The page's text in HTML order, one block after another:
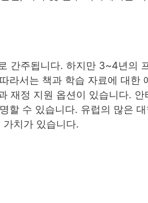
간주됩니다. 하지만 3~4년의
라서는 책과 학습 자료에 대한
재정 지원 옵션이 있습니다.
할 수 있습니다. 유럽의 많은
치가 있습니다.